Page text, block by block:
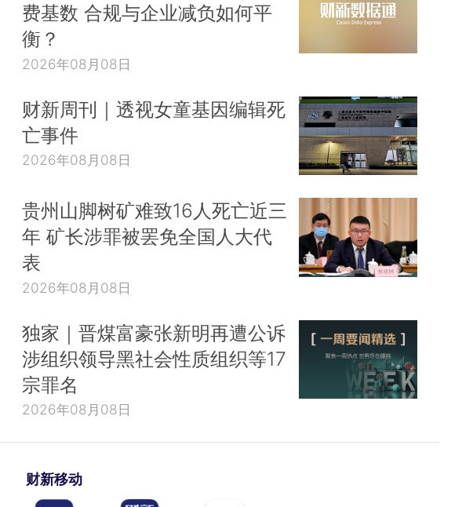
费基数 合规与企业减负如何平
衡？
2026年08月08日
财新周刊｜透视女童基因编辑死
亡事件
2026年08月08日
贵州山脚树矿难致16人死亡近三
年 矿长涉罪被罢免全国人大代
表
2026年08月08日
独家｜晋煤富豪张新明再遭公诉
涉组织领导黑社会性质组织等17
宗罪名
2026年08月08日
财新移动